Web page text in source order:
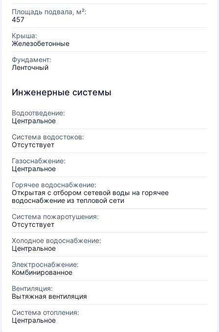
Площадь подвала, м²:
457
Крыша:
Железобетонные
Фундамент:
Ленточный
Инженерные системы
Водоотведение:
Центральное
Система водостоков:
Отсутствует
Газоснабжение:
Центральное
Горячее водоснабжение:
Открытая с отбором сетевой воды на горячее
водоснабжение из тепловой сети
Система пожаротушения:
Отсутствует
Холодное водоснабжение:
Центральное
Электроснабжение:
Комбинированное
Вентиляция:
Вытяжная вентиляция
Система отопления:
Центральное